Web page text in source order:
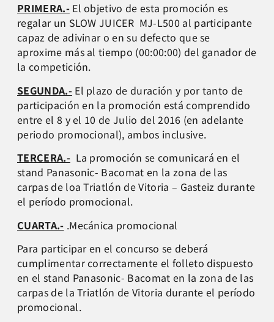
PRIMERA.-El objetivo de esta promoción es
regalar un SLOW JUICER MJ-L500 al participante
capaz de adivinar o en su defecto que se
aproxime más al tiempo (00:00:00) del ganador de
la competición.
SEGUNDA.-El plazo de duración y por tanto de
participación en la promoción está comprendido
entre el 8 y el 10 de Julio del 2016 (en adelante
periodo promocional), ambos inclusive.
TERCERA.-La promoción se comunicará en el
stand Panasonic- Bacomat en la zona de las
carpas de loa Triatlón de Vitoria – Gasteiz durante
el período promocional.
CUARTA.- .Mecánica promocional
Para participar en el concurso se deberá
cumplimentar correctamente el folleto dispuesto
en el stand Panasonic- Bacomat en la zona de las
carpas de la Triatlón de Vitoria durante el período
promocional.